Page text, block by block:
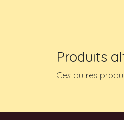
Produits
Ces autres